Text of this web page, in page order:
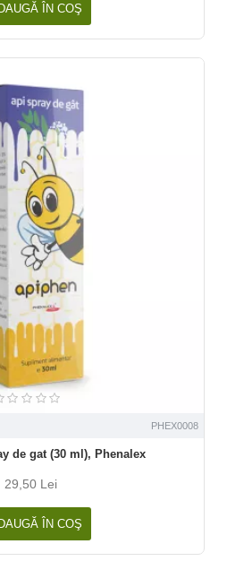
ÎN COŞ
PHEX0008
de gat (30 ml), Phenalex
29,50 Lei
ÎN COŞ